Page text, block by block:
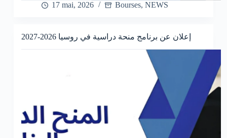
17 mai, 2026 Bourses, NEWS
إعلان عن برنامج منحة دراسية في روسيا 2026-2027